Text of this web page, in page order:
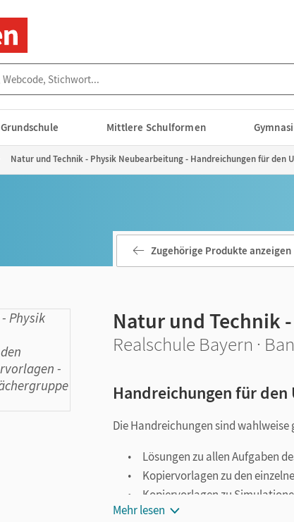
Grundschule Mittlere Schulformen
Natur und Technik - Physik Neubearbeitung - Handreichungen für
Zugehörige Produkte anzeigen
Natur und Technik
Realschule Bayern ·
Handreichungen für
Die Handreichungen sind
Lösungen zu allen Aufgaben
Kopiervorlagen zu den
Kopiervorlagen zu
einführende Hinweise für
Mehr lesen